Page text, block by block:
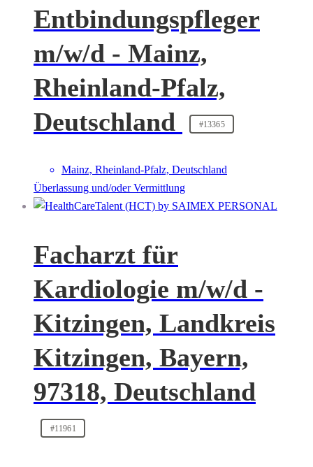
Entbindungspfleger
m/w/d - Mainz,
Rheinland-Pfalz,
Deutschland
#13365
Mainz, Rheinland-Pfalz, Deutschland
Überlassung und/oder Vermittlung
Facharzt für
Kardiologie m/w/d -
Kitzingen, Landkreis
Kitzingen, Bayern,
97318, Deutschland
#11961